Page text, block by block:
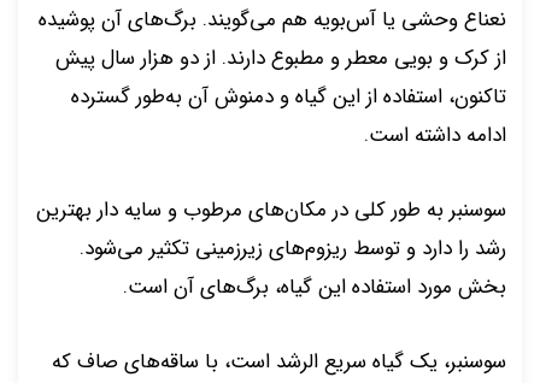
نعناع وحشی یا آس‌بویه هم می‌گویند. برگ‌های آن پوشیده
از کرک و بویی معطر و مطبوع دارند. از دو هزار سال پیش
تاکنون، استفاده از این گیاه و دمنوش آن به‌طور گسترده
ادامه داشته است.
سوسنبر به طور کلی در مکان‌های مرطوب و سایه دار بهترین
رشد را دارد و توسط ریزوم‌های زیرزمینی تکثیر می‌شود.
بخش مورد استفاده این گیاه، برگ‌های آن است.
سوسنبر، یک گیاه سریع الرشد است، با ساقه‌های صاف که